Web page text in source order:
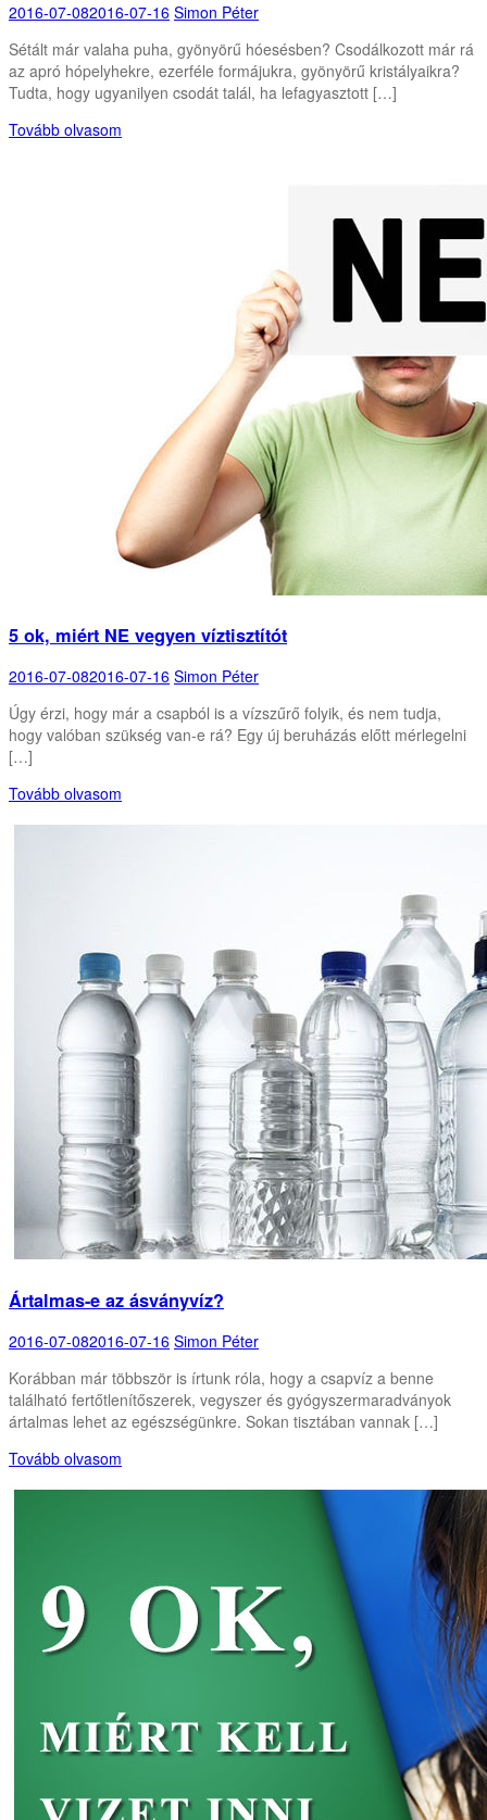
2016-07-082016-07-16 Simon Péter
Sétált már valaha puha, gyönyörű hóesésben? Csodálkozott már rá
az apró hópelyhekre, ezerféle formájukra, gyönyörű kristályaikra?
Tudta, hogy ugyanilyen csodát talál, ha lefagyasztott […]
Tovább olvasom
5 ok, miért NE vegyen víztisztítót
2016-07-082016-07-16 Simon Péter
Úgy érzi, hogy már a csapból is a vízszűrő folyik, és nem tudja,
hogy valóban szükség van-e rá? Egy új beruházás előtt mérlegelni
[…]
Tovább olvasom
Ártalmas-e az ásványvíz?
2016-07-082016-07-16 Simon Péter
Korábban már többször is írtunk róla, hogy a csapvíz a benne
található fertőtlenítőszerek, vegyszer és gyógyszermaradványok
ártalmas lehet az egészségünkre. Sokan tisztában vannak […]
Tovább olvasom